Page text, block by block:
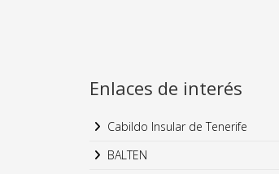
Enlaces de interés
Cabildo Insular de Tenerife
BALTEN